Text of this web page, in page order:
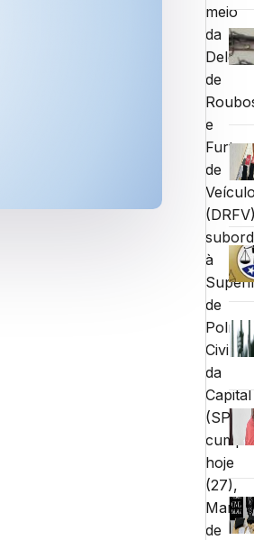
meio
da
de
e
Furtos
de
à
de
Polícia
Civil
da
Capital
hoje
(27),
de